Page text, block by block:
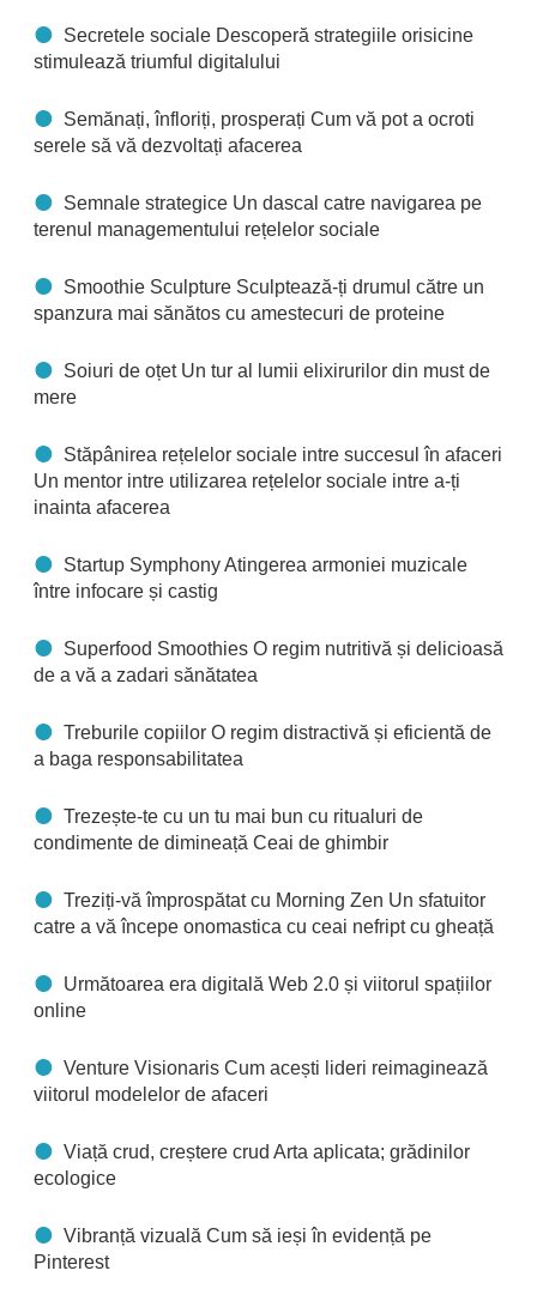
Secretele sociale Descoperă strategiile orisicine
stimulează triumful digitalului
Semănați, înfloriți, prosperați Cum vă pot a ocroti
serele să vă dezvoltați afacerea
Semnale strategice Un dascal catre navigarea pe
terenul managementului rețelelor sociale
Smoothie Sculpture Sculptează-ți drumul către un
spanzura mai sănătos cu amestecuri de proteine
Soiuri de oțet Un tur al lumii elixirurilor din must de
mere
Stăpânirea rețelelor sociale intre succesul în afaceri
Un mentor intre utilizarea rețelelor sociale intre a-ți
inainta afacerea
Startup Symphony Atingerea armoniei muzicale
între infocare și castig
Superfood Smoothies O regim nutritivă și delicioasă
de a vă a zadari sănătatea
Treburile copiilor O regim distractivă și eficientă de
a baga responsabilitatea
Trezește-te cu un tu mai bun cu ritualuri de
condimente de dimineață Ceai de ghimbir
Treziți-vă împrospătat cu Morning Zen Un sfatuitor
catre a vă începe onomastica cu ceai nefript cu gheață
Următoarea era digitală Web 2.0 și viitorul spațiilor
online
Venture Visionaris Cum acești lideri reimaginează
viitorul modelelor de afaceri
Viață crud, creștere crud Arta aplicata; grădinilor
ecologice
Vibranță vizuală Cum să ieși în evidență pe
Pinterest